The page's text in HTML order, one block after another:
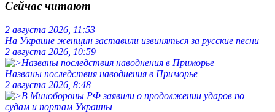
Сейчас читают
2 августа 2026, 11:53
На Украине женщин заставили извиняться за русские песни
2 августа 2026, 10:59
Названы последствия наводнения в Приморье
2 августа 2026, 8:48